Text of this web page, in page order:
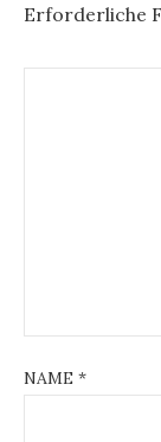
Erforderliche
NAME *